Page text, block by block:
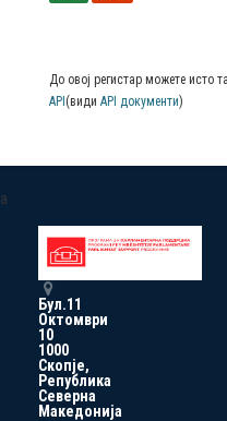
До овој регистар можете исто
API (види API документи)
a
Бул.11
Октомври
10
1000
Скопје,
Република
Северна
Македонија